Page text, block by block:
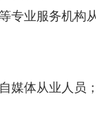
专业服务机构
媒体从业人员 ；